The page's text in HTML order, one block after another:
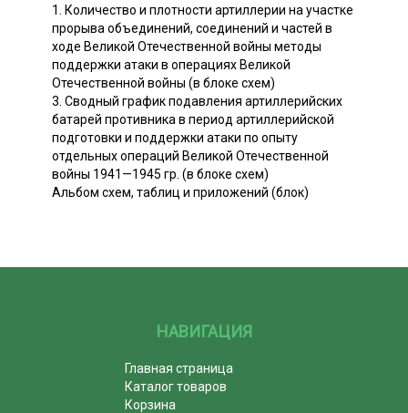
1. Количество и плотности артиллерии на участке
прорыва объединений, соединений и частей в
ходе Великой Отечественной войны методы
поддержки атаки в операциях Великой
Отечественной войны (в блоке схем)
3. Сводный график подавления артиллерийских
батарей противника в период артиллерийской
подготовки и поддержки атаки по опыту
отдельных операций Великой Отечественной
войны 1941—1945 гр. (в блоке схем)
Альбом схем, таблиц и приложений (блок)
НАВИГАЦИЯ
Главная страница
Каталог товаров
Корзина